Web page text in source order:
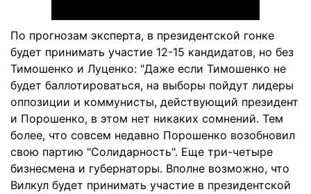
По прогнозам эксперта, в президентской гонке
будет принимать участие 12-15 кандидатов, но без
Тимошенко и Луценко: "Даже если Тимошенко не
будет баллотироваться, на выборы пойдут лидеры
оппозиции и коммунисты, действующий президент
и Порошенко, в этом нет никаких сомнений. Тем
более, что совсем недавно Порошенко возобновил
свою партию "Солидарность". Еще три-четыре
бизнесмена и губернаторы. Вполне возможно, что
Вилкул будет принимать участие в президентской